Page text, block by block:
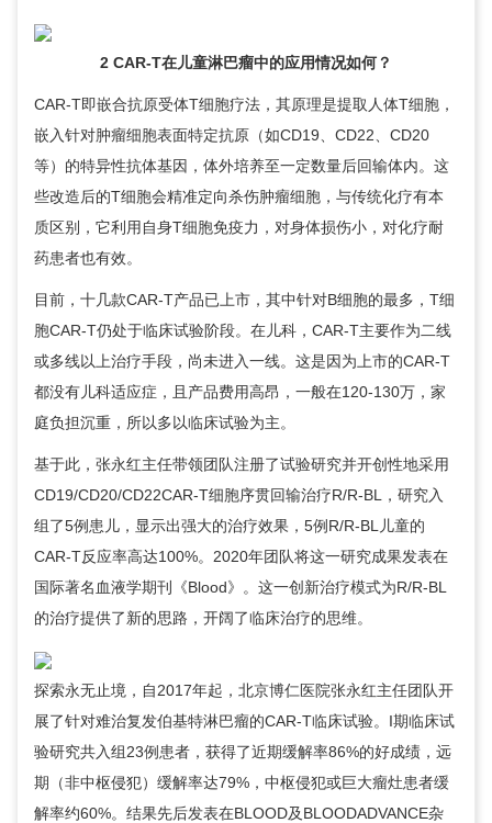
2 CAR-T在儿童淋巴瘤中的应用情况如何？
CAR-T即嵌合抗原受体T细胞疗法，其原理是提取人体T细胞，
嵌入针对肿瘤细胞表面特定抗原（如CD19、CD22、CD20
等）的特异性抗体基因，体外培养至一定数量后回输体内。这
些改造后的T细胞会精准定向杀伤肿瘤细胞，与传统化疗有本
质区别，它利用自身T细胞免疫力，对身体损伤小，对化疗耐
药患者也有效。
目前，十几款CAR-T产品已上市，其中针对B细胞的最多，T细
胞CAR-T仍处于临床试验阶段。在儿科，CAR-T主要作为二线
或多线以上治疗手段，尚未进入一线。这是因为上市的CAR-T
都没有儿科适应症，且产品费用高昂，一般在120-130万，家
庭负担沉重，所以多以临床试验为主。
基于此， 张永红主任带领团队注册了试验研究并开创性地采用
CD19/CD20/CD22CAR-T细胞序贯回输治疗R/R-BL，研究入
组了5例患儿，显示出强大的治疗效果，5例R/R-BL儿童的
CAR-T反应率高达100%。2020年团队将这一研究成果发表在
国际著名血液学期刊《Blood》。这一创新治疗模式为R/R-BL
的治疗提供了新的思路，开阔了临床治疗的思维。
探索永无止境，自2017年起，北京博仁医院张永红主任团队开
展了针对难治复发伯基特淋巴瘤的CAR-T临床试验。I期临床试
验研究共入组23例患者，获得了近期缓解率86%的好成绩，远
期（非中枢侵犯）缓解率达79%，中枢侵犯或巨大瘤灶患者缓
解率约60%。结果先后发表在BLOOD及BLOODADVANCE杂